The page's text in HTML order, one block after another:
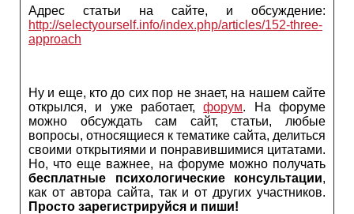
Адрес статьи на сайте, и обсуждение:
http://selectyourself.info/index.php/articles/152-three-
approach
Ну и еще, кто до сих пор не знает, на нашем сайте
открылся, и уже работает,форум. На форуме
можно обсуждать сам сайт, статьи, любые
вопросы, относящиеся к тематике сайта, делиться
своими открытиями и понравившимися цитатами.
Но, что еще важнее, на форуме можно получать
бесплатные психологические консультации,
как от автора сайта, так и от других участников.
Просто зарегистрируйся и пиши!